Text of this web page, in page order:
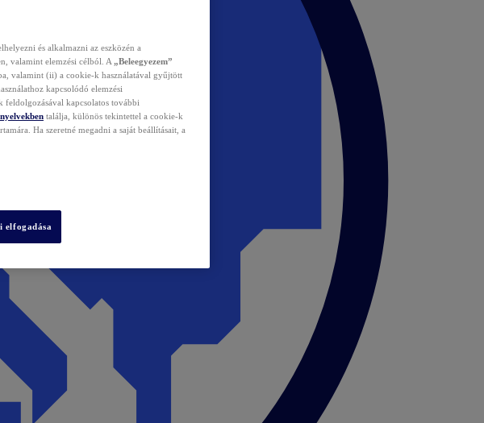
és alkalmazni az eszközén a
valamint elemzési célból. A „Beleegyezem”
valamint (ii) a cookie-k használatával gyűjtött
kapcsolódó elemzési
feldolgozásával kapcsolatos további
találja, különös tekintettel a cookie-k
Ha szeretné megadni a saját beállításait, a
elfogadása